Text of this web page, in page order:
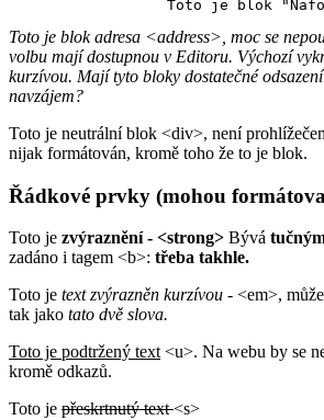
Toto je blok
Toto je blok adresa <address>, moc se
volbu mají dostupnou v Editoru. Výchozí
kurzívou. Mají tyto bloky dostatečné
navzájem?
Toto je neutrální blok <div>, není
nijak formátován, kromě toho že to je blok.
Řádkové prvky (mohou
Toto je zvýraznění - <strong> Bývá
zadáno i tagem <b>: třeba takhle.
Toto je text zvýrazněn kurzívou - <em>,
tak jako tato dvě slova.
Toto je podtržený text <u>. Na webu by se
kromě odkazů.
Toto je přeskrtnutý text<s>